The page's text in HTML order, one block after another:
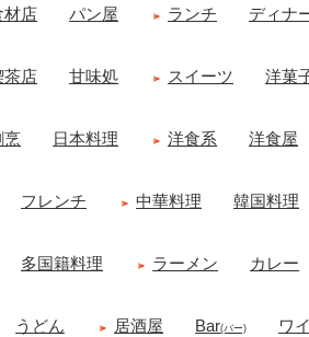
材店 パン屋 ランチ ディナ
茶店 甘味処 スイーツ 洋菓
烹 日本料理 洋食系 洋食屋
フレンチ 中華料理 韓国料理
多国籍料理 ラーメン カレー
うどん 居酒屋 Bar(バー) ワ